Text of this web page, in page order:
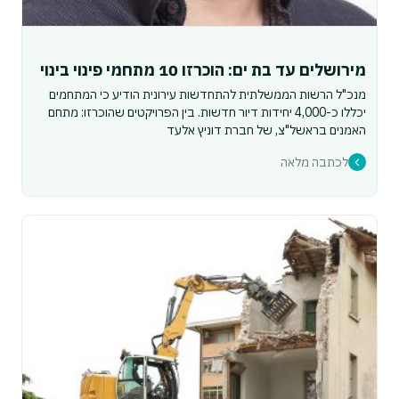
מירושלים עד בת ים: הוכרזו 10 מתחמי פינוי בינוי
מנכ"ל הרשות הממשלתית להתחדשות עירונית הודיע כי המתחמים
יכללו כ-4,000 יחידות דיור חדשות. בין הפרויקטים שהוכרזו: מתחם
האמנים בראשל"צ, של חברת דוניץ אלעד
לכתבה מלאה